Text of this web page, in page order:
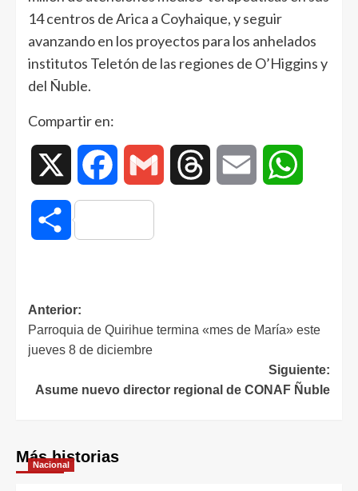
14 centros de Arica a Coyhaique, y seguir
avanzando en los proyectos para los anhelados
institutos Teletón de las regiones de O’Higgins y
del Ñuble.
Compartir en:
Facebook Gmail Threads Email
Compartir
Anterior:
Parroquia de Quirihue termina «mes de María» este
jueves 8 de diciembre
Siguiente:
Asume nuevo director regional de CONAF Ñuble
Más historias
Nacional